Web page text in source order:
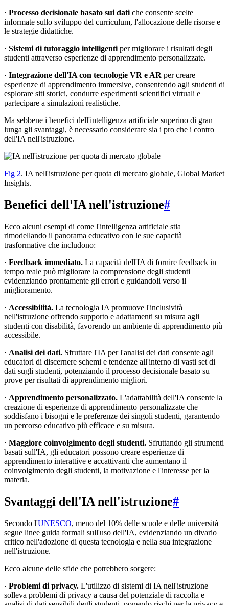
· Processo decisionale basato sui dati che consente scelte
informate sullo sviluppo del curriculum, l'allocazione delle risorse e
le strategie didattiche.
· Sistemi di tutoraggio intelligenti per migliorare i risultati degli
studenti attraverso esperienze di apprendimento personalizzate.
· Integrazione dell'IA con tecnologie VR e AR per creare
esperienze di apprendimento immersive, consentendo agli studenti di
esplorare siti storici, condurre esperimenti scientifici virtuali e
partecipare a simulazioni realistiche.
Ma sebbene i benefici dell'intelligenza artificiale superino di gran
lunga gli svantaggi, è necessario considerare sia i pro che i contro
dell'IA nell'istruzione.
Fig 2. IA nell'istruzione per quota di mercato globale, Global Market
Insights.
Benefici dell'IA nell'istruzione#
Ecco alcuni esempi di come l'intelligenza artificiale stia
rimodellando il panorama educativo con le sue capacità
trasformative che includono:
· Feedback immediato. La capacità dell'IA di fornire feedback in
tempo reale può migliorare la comprensione degli studenti
evidenziando prontamente gli errori e guidandoli verso il
miglioramento.
· Accessibilità. La tecnologia IA promuove l'inclusività
nell'istruzione offrendo supporto e adattamenti su misura agli
studenti con disabilità, favorendo un ambiente di apprendimento più
accessibile.
· Analisi dei dati. Sfruttare l'IA per l'analisi dei dati consente agli
educatori di discernere schemi e tendenze all'interno di vasti set di
dati sugli studenti, potenziando il processo decisionale basato su
prove per risultati di apprendimento migliori.
· Apprendimento personalizzato. L'adattabilità dell'IA consente la
creazione di esperienze di apprendimento personalizzate che
soddisfano i bisogni e le preferenze dei singoli studenti, garantendo
un percorso educativo più efficace e su misura.
· Maggiore coinvolgimento degli studenti. Sfruttando gli strumenti
basati sull'IA, gli educatori possono creare esperienze di
apprendimento interattive e accattivanti che aumentano il
coinvolgimento degli studenti, la motivazione e l'interesse per la
materia.
Svantaggi dell'IA nell'istruzione#
Secondo l'UNESCO, meno del 10% delle scuole e delle università
segue linee guida formali sull'uso dell'IA, evidenziando un divario
critico nell'adozione di questa tecnologia e nella sua integrazione
nell'istruzione.
Ecco alcune delle sfide che potrebbero sorgere:
· Problemi di privacy. L'utilizzo di sistemi di IA nell'istruzione
solleva problemi di privacy a causa del potenziale di raccolta e